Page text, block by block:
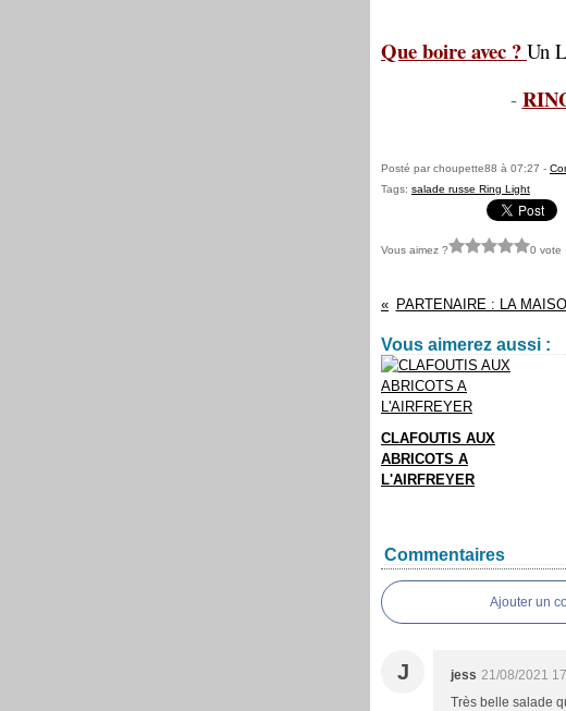
Que boire avec ? Un
-
Posté par choupette88 à 07:27 -
Tags: salade russe Ring Light
Vous aimez ? 0 vote
PARTENAIRE : LA
Vous aimerez aussi :
CLAFOUTIS AUX
ABRICOTS A
L'AIRFREYER
Commentaires
Ajouter un
J jess 21/08/2021
Très belle salade